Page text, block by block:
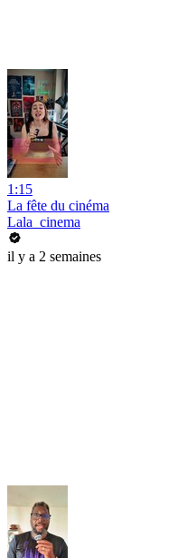
1:15
La fête du cinéma
Lala_cinema
il y a 2 semaines